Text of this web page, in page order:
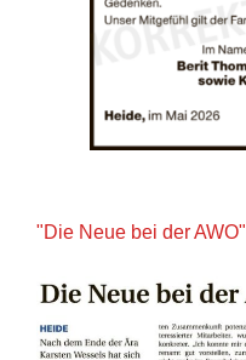
"Die Neue bei der AWO"